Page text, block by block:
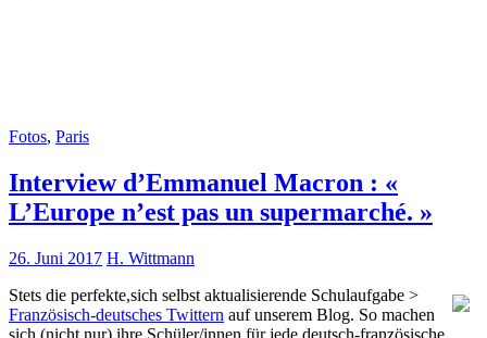
Fotos, Paris
Interview d’Emmanuel Macron : «
L’Europe n’est pas un supermarché. »
26. Juni 2017 H. Wittmann
Stets die perfekte,sich selbst aktualisierende Schulaufgabe >
Französisch-deutsches Twittern auf unserem Blog. So machen
sich (nicht nur) ihre Schüler/innen für jede deutsch-französische